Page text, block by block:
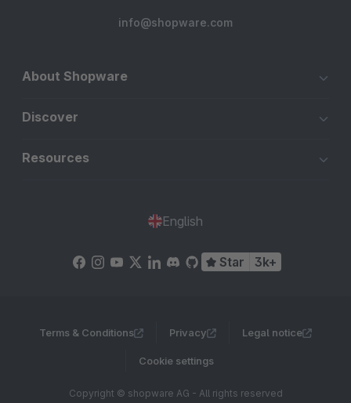
info@shopware.com
About Shopware
Discover
Resources
English
Star 3k+
Terms & Conditions Privacy Legal notice
Cookie settings
Copyright © shopware AG - All rights reserved